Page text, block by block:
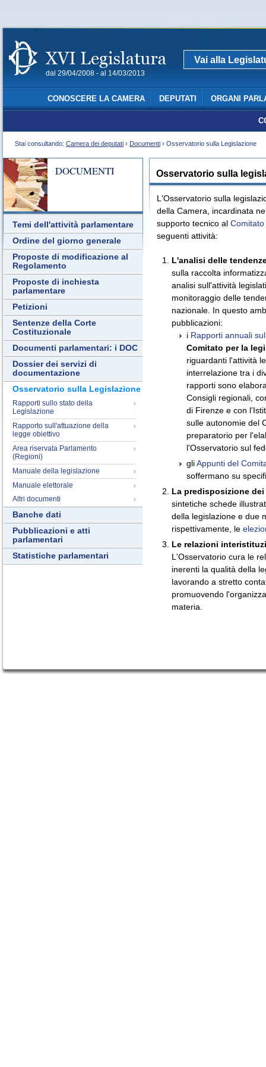
dal 29/04/2008 - al 14/03/2013
Vai alla
CONOSCERE LA CAMERA DEPUTATI ORGANI
Stai consultando: Camera dei deputati › Documenti › Osservatorio sulla Legislazione
DOCUMENTI
Temi dell'attività parlamentare
Ordine del giorno generale
Proposte di modificazione al
Regolamento
Proposte di inchiesta
parlamentare
Petizioni
Sentenze della Corte
Costituzionale
Documenti parlamentari: i DOC
Dossier dei servizi di
documentazione
Osservatorio sulla Legislazione
Rapporti sullo stato della
Legislazione
Rapporto sull'attuazione della
legge obiettivo
Area riservata Parlamento
(Regioni)
Manuale della legislazione
Manuale elettorale
Altri documenti
Banche dati
Pubblicazioni e atti
parlamentari
Statistiche parlamentari
Osservatorio sulla
L'Osservatorio sulla
della Camera, incardinata
supporto tecnico al
seguenti attività:
L'analisi delle
sulla raccolta
analisi sull'attività
monitoraggio delle
nazionale. In questo
pubblicazioni:
i Rapporti annuali
Comitato per la
riguardanti l'attività
interrelazione tra i
rapporti sono
Consigli regionali,
di Firenze e con
sulle autonomie del
preparatorio per
l'Osservatorio sul
gliAppunti del
soffermano su
La predisposizione
sintetiche schede
della legislazione e due
rispettivamente, le
Le relazioni
L'Osservatorio cura le
inerenti la qualità della
lavorando a stretto
promuovendo
materia.